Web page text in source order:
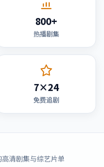
800+
热播剧集
7×24
免费追剧
清剧集与综艺片单